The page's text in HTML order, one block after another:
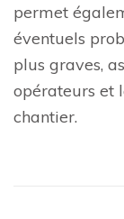
permet
éventuels
plus graves,
opérateurs et
chantier.